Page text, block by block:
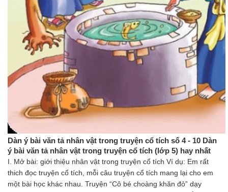
Dàn ý bài văn tả nhân vật trong truyện cổ tích số 4 - 10 Dàn
ý bài văn tả nhân vật trong truyện cổ tích (lớp 5) hay nhất
I. Mở bài: giới thiệu nhân vật trong truyện cổ tích Ví dụ: Em rất
thich đọc truyện cổ tích, mỗi câu truyện cổ tích mang lại cho em
một bài học khác nhau. Truyện “Cô bé choàng khăn đỏ” dạy